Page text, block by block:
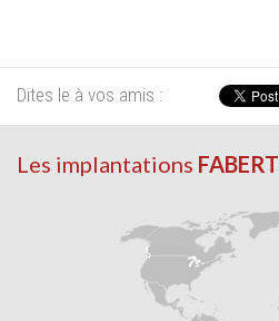
Dites le à vos amis :
Les implantations FABERT